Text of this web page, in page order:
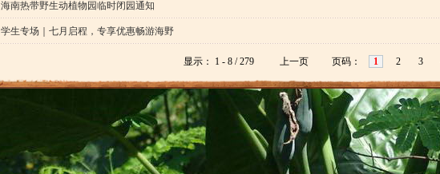
海南热带野生动植物园临时闭园通知
学生专场｜七月启程，专享优惠畅游海野
显示： 1 - 8 / 279 上一页 页码： 1 2 3